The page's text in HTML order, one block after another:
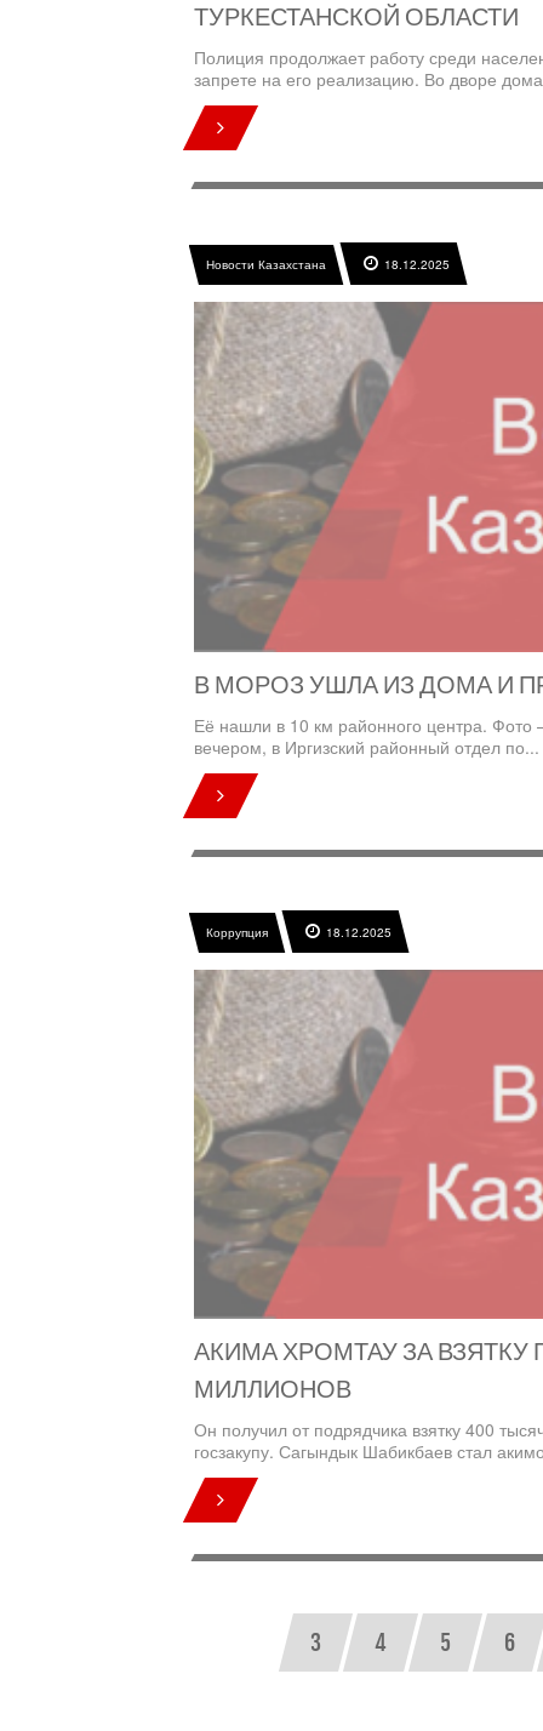
ТУРКЕСТАНСКОЙ ОБЛАСТИ
Полиция продолжает работу среди
запрете на его реализацию. Во дворе
Новости Казахстана 18.12.2025
В МОРОЗ УШЛА ИЗ ДОМА И
Её нашли в 10 км районного центра.
вечером, в Иргизский районный отдел по...
Коррупция 18.12.2025
АКИМА ХРОМТАУ ЗА ВЗЯТКУ
МИЛЛИОНОВ
Он получил от подрядчика взятку 400
госзакупу. Сагындык Шабикбаев стал
3 4 5 6